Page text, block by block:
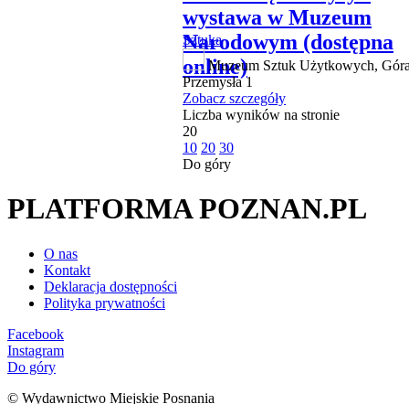
wystawa w Muzeum
Narodowym (dostępna
online)
Sztuka
Muzeum Sztuk Użytkowych,
Przemysła 1
Zobacz szczegóły
Liczba wyników na stronie
20
10 20 30
Do góry
PLATFORMA POZNAN.PL
O nas
Kontakt
Deklaracja dostępności
Polityka prywatności
Facebook
Instagram
Do góry
© Wydawnictwo Miejskie Posnania